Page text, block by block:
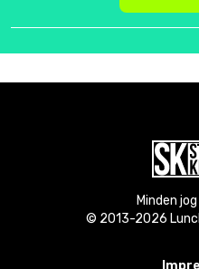
Minden
© 2013-2026